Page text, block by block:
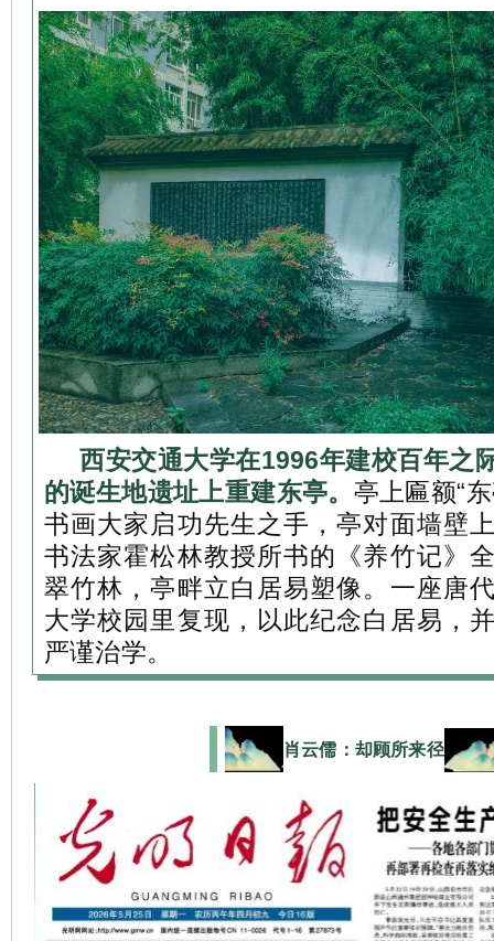
西安交通大学在1996年建校百年之
的诞生地遗址上重建东亭。 亭上匾额“
书画大家启功先生之手，亭对面墙壁
书法家霍松林教授所书的《养竹记》
翠竹林，亭畔立白居易塑像。一座唐
大学校园里复现，以此纪念白居易，
严谨治学。
肖云儒：却顾所来径